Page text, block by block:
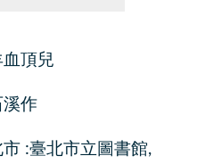
頂兒
溪作
:臺北市立圖書館,